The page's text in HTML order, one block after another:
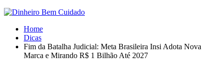
Home
Dicas
Fim da Batalha Judicial: Meta Brasileira Insi Adota Nova
Marca e Mirando R$ 1 Bilhão Até 2027